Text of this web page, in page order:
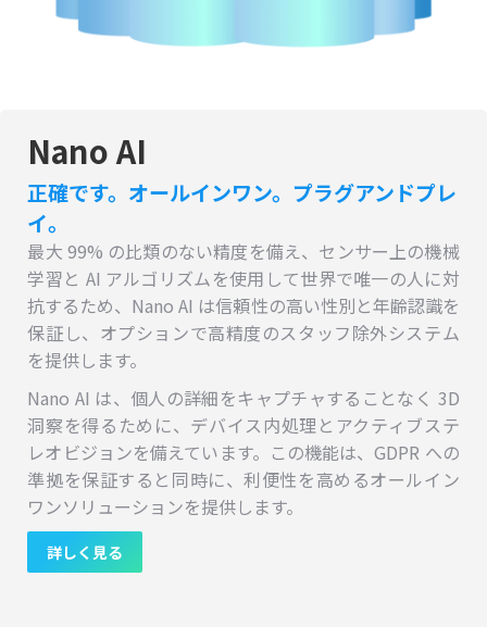
Nano AI
正確です。オールインワン。プラグアンドプレ
イ。
最大 99% の比類のない精度を備え、センサー上の機械
学習と AI アルゴリズムを使用して世界で唯一の人に対
抗するため、Nano AI は信頼性の高い性別と年齢認識を
保証し、オプションで高精度のスタッフ除外システム
を提供します。
Nano AI は、個人の詳細をキャプチャすることなく 3D
洞察を得るために、デバイス内処理とアクティブステ
レオビジョンを備えています。この機能は、GDPR への
準拠を保証すると同時に、利便性を高めるオールイン
ワンソリューションを提供します。
詳しく見る